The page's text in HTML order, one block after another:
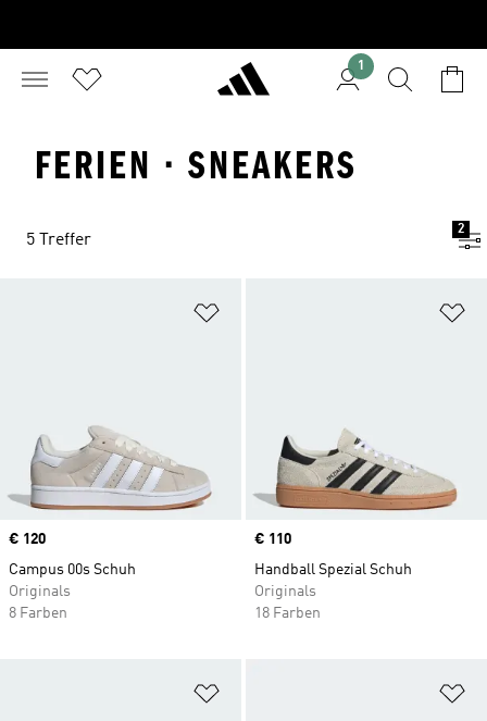
1
FERIEN · SNEAKERS
5 Treffer
2
Price
€ 120
Campus 00s Schuh
Originals
8 Farben
Price
€ 110
Handball Spezial Schuh
Originals
18 Farben